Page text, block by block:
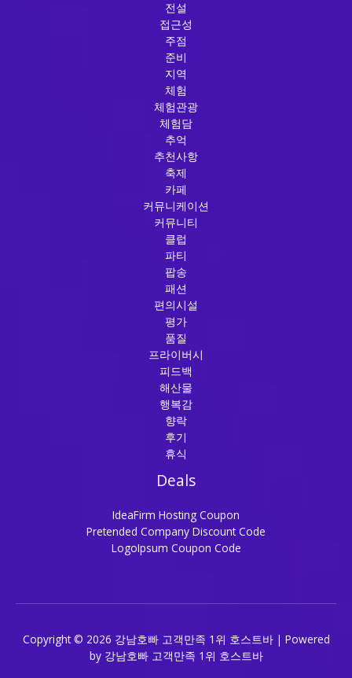
전설
접근성
주점
준비
지역
체험
체험관광
체험담
추억
추천사항
축제
카페
커뮤니케이션
커뮤니티
클럽
파티
팝송
패션
편의시설
평가
품질
프라이버시
피드백
해산물
행복감
향락
후기
휴식
Deals
IdeaFirm Hosting Coupon
Pretended Company Discount Code
LogoIpsum Coupon Code
Copyright © 2026 강남호빠 고객만족 1위 호스트바 | Powered
by 강남호빠 고객만족 1위 호스트바